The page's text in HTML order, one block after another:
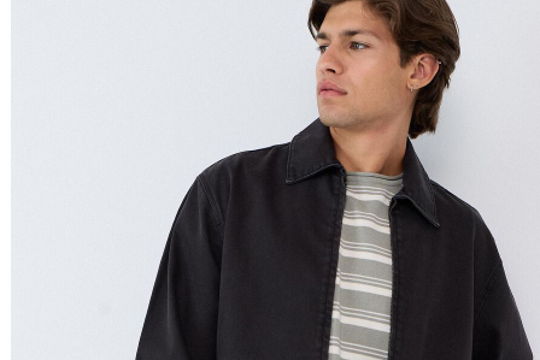
Nome do Produto A - Z
Nome do Produto Z - A